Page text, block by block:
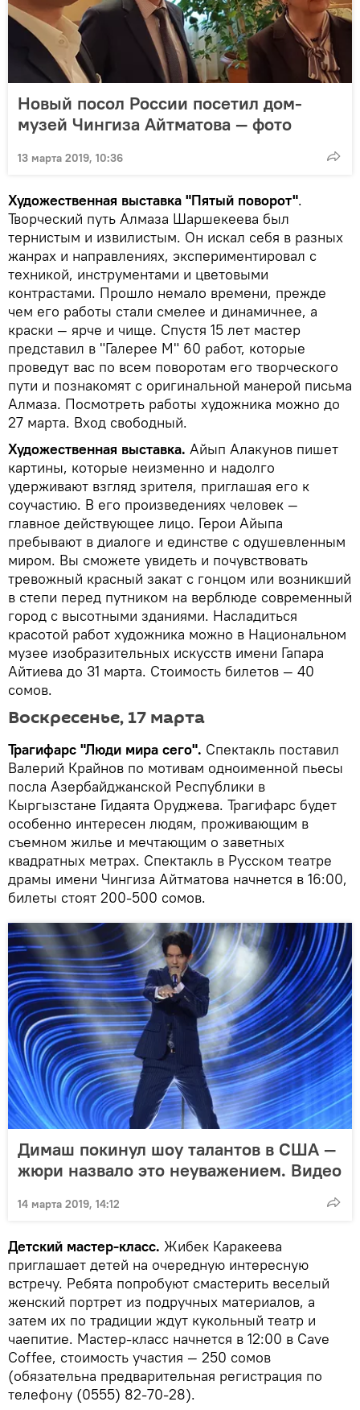
Новый посол России посетил дом-
музей Чингиза Айтматова — фото
13 марта 2019, 10:36
Художественная выставка "Пятый поворот".
Творческий путь Алмаза Шаршекеева был
тернистым и извилистым. Он искал себя в разных
жанрах и направлениях, экспериментировал с
техникой, инструментами и цветовыми
контрастами. Прошло немало времени, прежде
чем его работы стали смелее и динамичнее, а
краски — ярче и чище. Спустя 15 лет мастер
представил в "Галерее М" 60 работ, которые
проведут вас по всем поворотам его творческого
пути и познакомят с оригинальной манерой письма
Алмаза. Посмотреть работы художника можно до
27 марта. Вход свободный.
Художественная выставка. Айып Алакунов пишет
картины, которые неизменно и надолго
удерживают взгляд зрителя, приглашая его к
соучастию. В его произведениях человек —
главное действующее лицо. Герои Айыпа
пребывают в диалоге и единстве с одушевленным
миром. Вы сможете увидеть и почувствовать
тревожный красный закат с гонцом или возникший
в степи перед путником на верблюде современный
город с высотными зданиями. Насладиться
красотой работ художника можно в Национальном
музее изобразительных искусств имени Гапара
Айтиева до 31 марта. Стоимость билетов — 40
сомов.
Воскресенье, 17 марта
Трагифарс "Люди мира сего". Спектакль поставил
Валерий Крайнов по мотивам одноименной пьесы
посла Азербайджанской Республики в
Кыргызстане Гидаята Оруджева. Трагифарс будет
особенно интересен людям, проживающим в
съемном жилье и мечтающим о заветных
квадратных метрах. Спектакль в Русском театре
драмы имени Чингиза Айтматова начнется в 16:00,
билеты стоят 200-500 сомов.
Димаш покинул шоу талантов в США —
жюри назвало это неуважением. Видео
14 марта 2019, 14:12
Детский мастер-класс. Жибек Каракеева
приглашает детей на очередную интересную
встречу. Ребята попробуют смастерить веселый
женский портрет из подручных материалов, а
затем их по традиции ждут кукольный театр и
чаепитие. Мастер-класс начнется в 12:00 в Cave
Coffee, стоимость участия — 250 сомов
(обязательна предварительная регистрация по
телефону (0555) 82-70-28).